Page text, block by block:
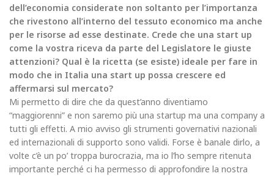
dell’economia considerate non soltanto per l’importanza
che rivestono all’interno del tessuto economico ma anche
per le risorse ad esse destinate. Crede che una start up
come la vostra riceva da parte del Legislatore le giuste
attenzioni? Qual è la ricetta (se esiste) ideale per fare in
modo che in Italia una start up possa crescere ed
affermarsi sul mercato?
Mi permetto di dire che da quest’anno diventiamo
“maggiorenni” e non saremo più una startup ma una company a
tutti gli effetti. A mio avviso gli strumenti governativi nazionali
ed internazionali di supporto sono validi. Forse è banale dirlo, a
volte c’è un po’ troppa burocrazia, ma io l’ho sempre ritenuta
importante perché ci ha permesso di approfondire la nostra